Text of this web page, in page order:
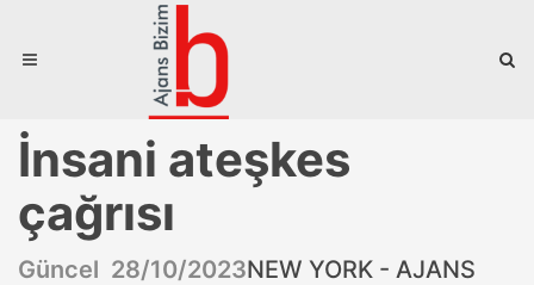
İnsani ateşkes
çağrısı
Güncel 28/10/2023NEW YORK - AJANS